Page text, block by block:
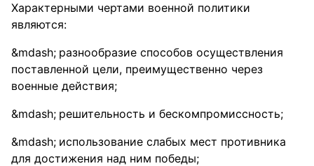
Характерными чертами военной политики
являются:
разнообразие способов осуществления
поставленной цели, преимущественно через
военные действия;
решительность и бескомпромиссность;
использование слабых мест противника
для достижения над ним победы;